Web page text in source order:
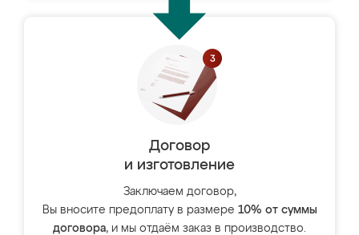
Договор
и изготовление
Заключаем договор,
Вы вносите предоплату в размере 10% от суммы
договора, и мы отдаём заказ в производство.